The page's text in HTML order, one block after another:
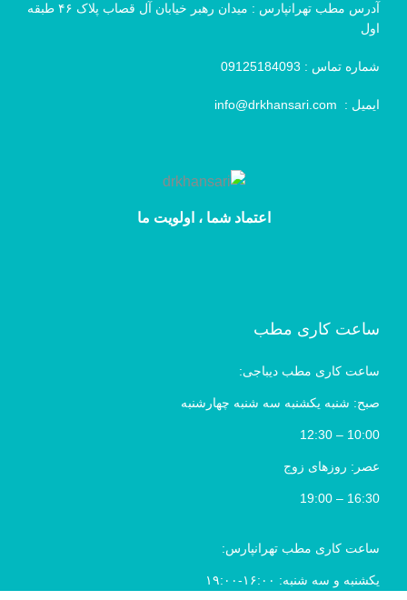
آدرس مطب تهرانپارس : میدان رهبر خیابان آل قصاب پلاک ۴۶ طبقه
اول
شماره تماس :
ایمیل : info@drkhansari.com
اعتماد شما ، اولویت ما
ساعت کاری مطب
ساعت کاری مطب دیباجی:
صبح: شنبه یکشنبه سه شنبه چهارشنبه
10:00 – 12:30
عصر: روزهای زوج
16:30 – 19:00
ساعت کاری مطب تهرانپارس:
یکشنبه و سه شنبه: ۱۶:۰۰-۱۹:۰۰